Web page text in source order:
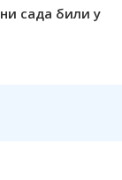
сада били у